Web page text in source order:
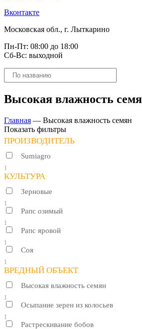
Вконтакте
Московская обл., г. Лыткарино
Пн-Пт: 08:00 до 18:00
Сб-Вс: выходной
Поиск
товаров
Высокая влажность
Главная — Высокая влажность семян
Показать фильтры
ПРОИЗВОДИТЕЛЬ
Sumiagro
1
КУЛЬТУРА
Зерновые
1
Рапс озимый
1
Рапс яровой
1
Соя
1
ВРЕДНЫЙ ОБЪЕКТ
Высокая влажность семян
1
Осыпание зерен из колосьев
1
Растрескивание бобов